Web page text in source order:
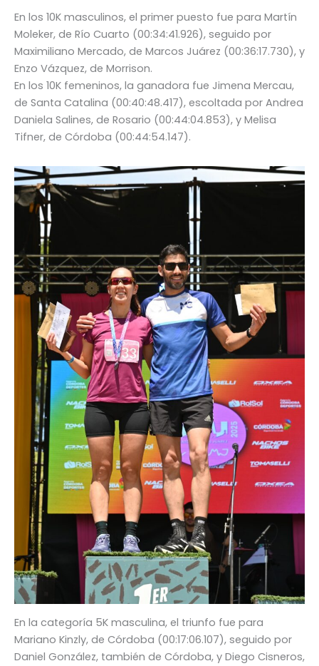
En los 10K masculinos, el primer puesto fue para Martín
Moleker, de Río Cuarto (00:34:41.926), seguido por
Maximiliano Mercado, de Marcos Juárez (00:36:17.730), y
Enzo Vázquez, de Morrison.
En los 10K femeninos, la ganadora fue Jimena Mercau,
de Santa Catalina (00:40:48.417), escoltada por Andrea
Daniela Salines, de Rosario (00:44:04.853), y Melisa
Tifner, de Córdoba (00:44:54.147).
En la categoría 5K masculina, el triunfo fue para
Mariano Kinzly, de Córdoba (00:17:06.107), seguido por
Daniel González, también de Córdoba, y Diego Cisneros,